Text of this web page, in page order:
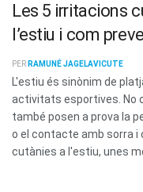
Les 5 irritacions
l’estiu i com
PER RAMUNÉ JAGELAVICUTE
L'estiu és sinònim de
activitats esportives. No
també posen a prova la
o el contacte amb sorra i
cutànies a l'estiu, unes